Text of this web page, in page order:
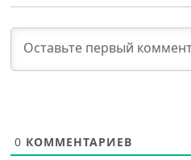
0 КОММЕНТАРИЕВ